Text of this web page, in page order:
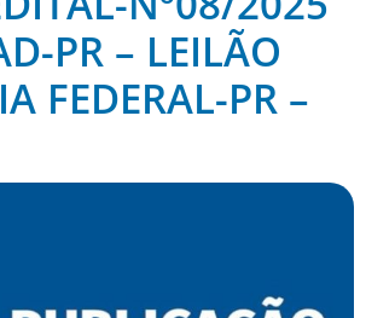
PR – LEILÃO
FEDERAL-PR –